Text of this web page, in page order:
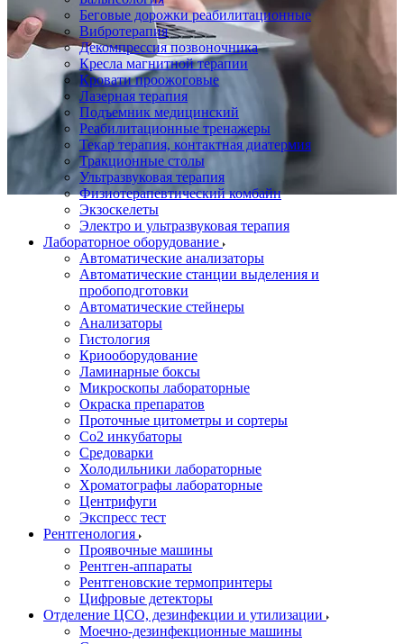
Беговые дорожки реабилитационные
Вибротерапия
Декомпрессия позвоночника
Кресла магнитной терапии
Кровати проожоговые
Лазерная терапия
Подъемник медицинский
Реабилитационные тренажеры
Текар терапия, контактная диатермия
Тракционные столы
Ультразвуковая терапия
Физиотерапевтический комбайн
Экзоскелеты
Электро и ультразвуковая терапия
Лабораторное оборудование
Автоматические анализаторы
Автоматические станции выделения и
пробоподготовки
Автоматические стейнеры
Анализаторы
Гистология
Криооборудование
Ламинарные боксы
Микроскопы лабораторные
Окраска препаратов
Проточные цитометры и сортеры
Со2 инкубаторы
Средоварки
Холодильники лабораторные
Хроматографы лабораторные
Центрифуги
Экспресс тест
Рентгенология
Проявочные машины
Рентген-аппараты
Рентгеновские термопринтеры
Цифровые детекторы
Отделение ЦСО, дезинфекции и утилизации
Моечно-дезинфекционные машины